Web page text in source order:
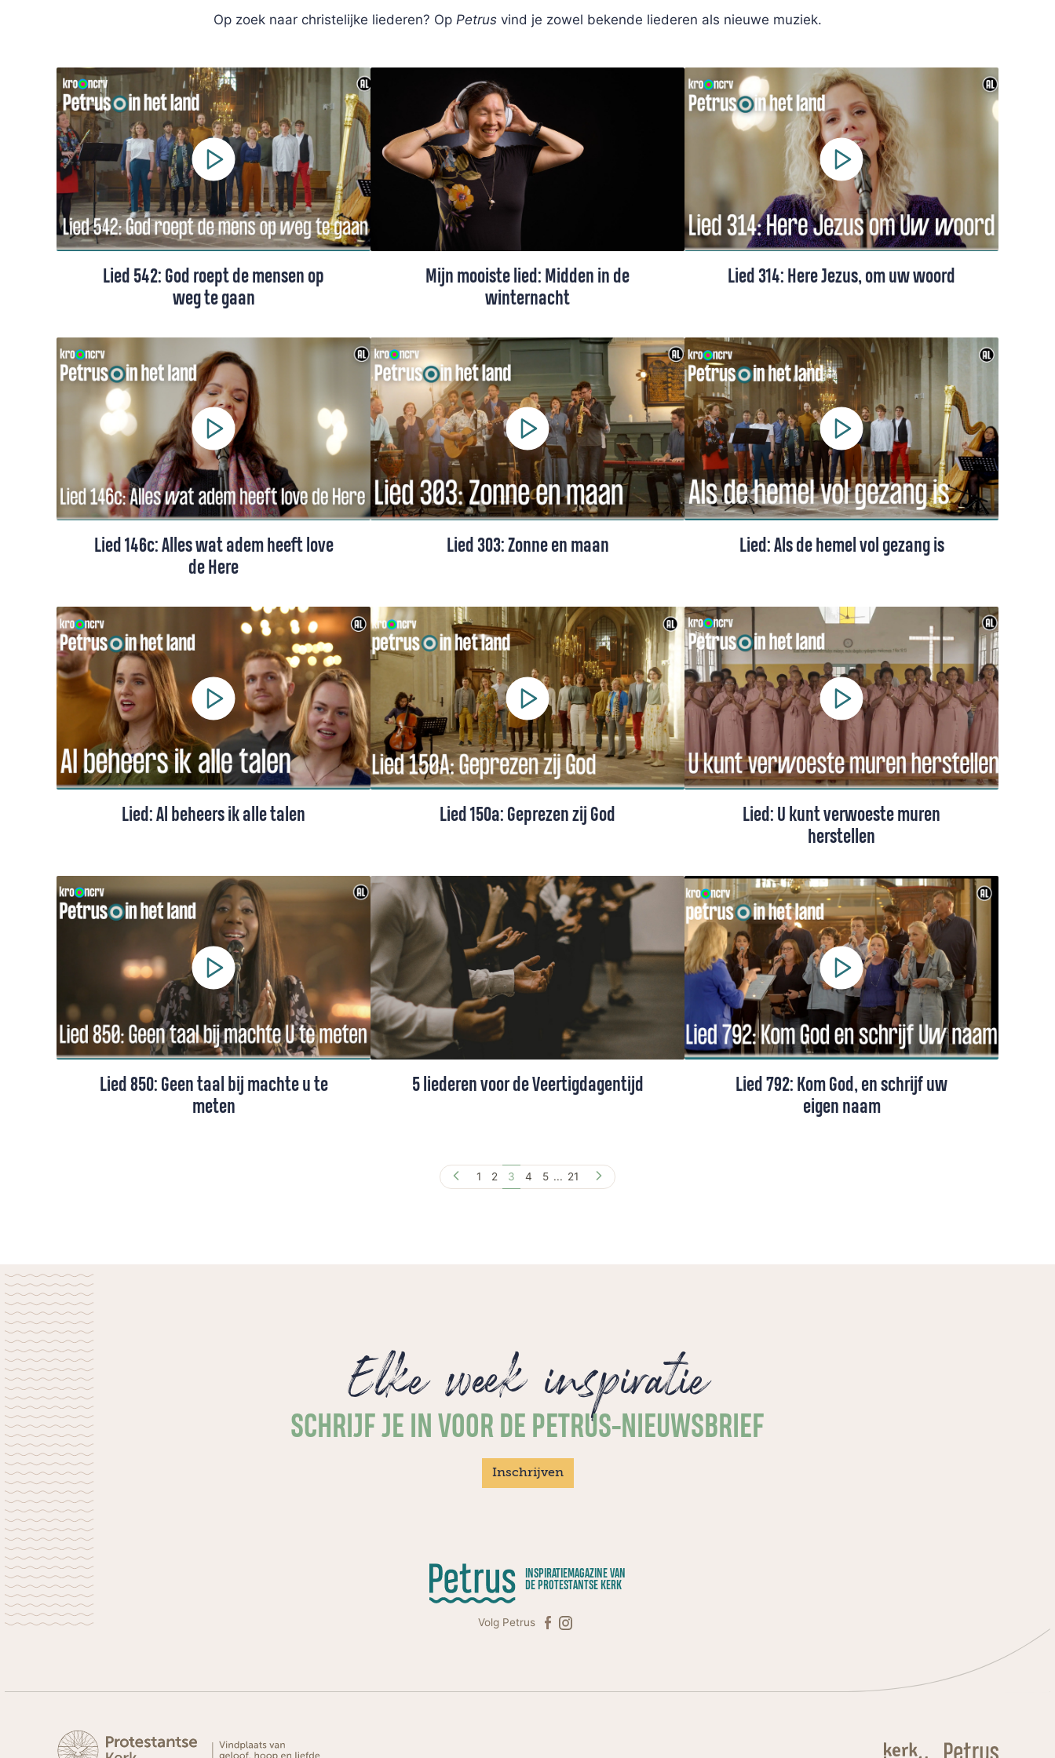
Op zoek naar christelijke liederen? Op Petrus vind je zowel bekende liederen als nieuwe muziek.
Lied 542: God roept de mensen op
weg te gaan
Lied 542 uit het Liedboek, gezongen door
een koor o.l.v. Hanna Rijken.
Mijn mooiste lied: Midden in de
winternacht
Het licht komt, het duister wordt
verdreven: dat ontroert Marit Oosenbrug in
haar mooiste lied. “Om me heen zie ik
mensen zoeken naar houvast. Ze lijken te
zijn vergeten dat de kerk dat biedt. Maar
als wij hoop willen brengen, moeten we
zelf in actie komen.”
Lied 314: Here Jezus, om uw woord
Carmen Melissant
Lied 146c: Alles wat adem heeft love
de Here
Lied 146c uit het Liedboek, gezongen door
Suzan Renkema-Paas.
Lied 303: Zonne en maan
een koor. In ‘Zonne en maan’ worden Vader,
Zoon en Geest bezongen in hun liefdevolle
relatie met de schepping en de mens.
Lied: Als de hemel vol gezang is
lied van overzee', gezongen door een
projectkoor o.l.v. Hanna Rijken.
Lied: Al beheers ik alle talen
overzee', gezongen door een koor o.l.v.
Hanna Rijken
Lied 150a: Geprezen zij God
toelichting. Een lofzang die hemel en aarde
verenigt in dank en aanbidding.
Lied: U kunt verwoeste muren
herstellen
Een hoopvol lied uit Rwanda, gezongen
door een koor.
Lied 850: Geen taal bij machte u te
meten
5 liederen voor de Veertigdagentijd
Veertigdagentijd, ook wel vastentijd of
lijdenstijd genoemd, leven we toe naar de
Lied 792: Kom God, en schrijf uw
eigen naam
1 2 3 4 5 ... 21
Elke week inspiratie
SCHRIJF JE IN VOOR DE PETRUS-NIEUWSBRIEF
Inschrijven
INSPIRATIEMAGAZINE VAN
DE PROTESTANTSE KERK
Volg Petrus